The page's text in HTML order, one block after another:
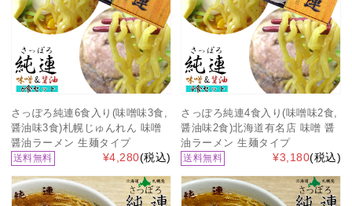
送料無料
さっぽろ純連6食入り(味噌味3食,
醤油味3食)札幌じゅんれん 味噌
醤油ラーメン 生麺タイプ
¥4,280(税込) 送料無料
さっぽろ純連4食入り(味噌味2食,
醤油味2食)北海道有名店 味噌 醤
油ラーメン 生麺タイプ
¥3,180(税込)